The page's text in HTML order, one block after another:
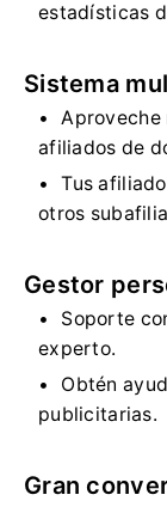
estadísticas
Sistema
Aproveche
afiliados de
Tus
otros
Gestor
Soporte
experto.
Obtén
publicitarias.
Gran